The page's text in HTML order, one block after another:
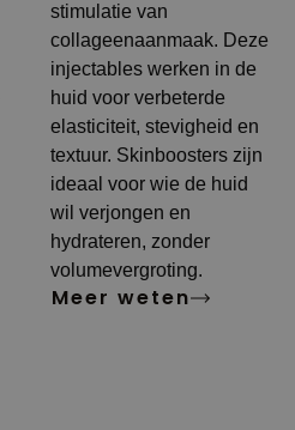
stimulatie van
collageenaanmaak. Deze
injectables werken in de
huid voor verbeterde
elasticiteit, stevigheid en
textuur. Skinboosters zijn
ideaal voor wie de huid
wil verjongen en
hydrateren, zonder
volumevergroting.
Meer weten